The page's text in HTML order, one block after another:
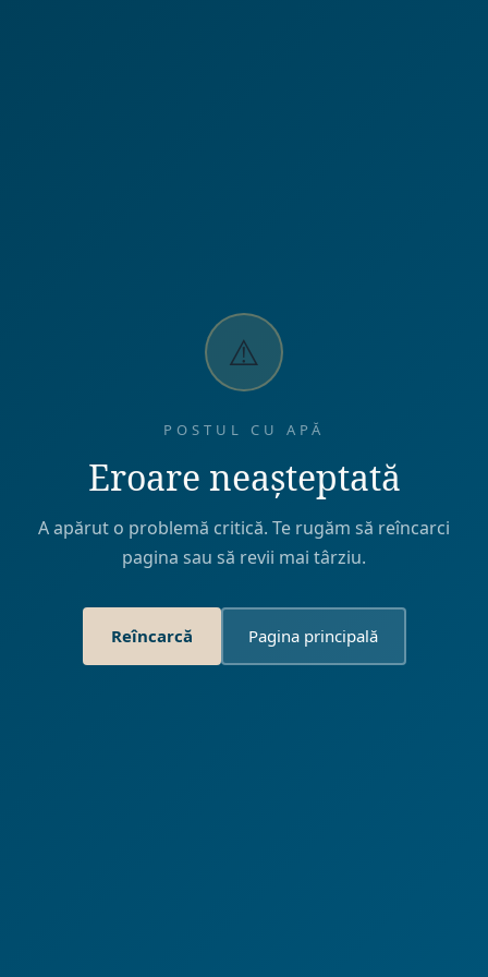
⚠️
POSTUL CU APĂ
Eroare neașteptată
A apărut o problemă critică. Te rugăm să reîncarci
pagina sau să revii mai târziu.
Reîncarcă Pagina principală